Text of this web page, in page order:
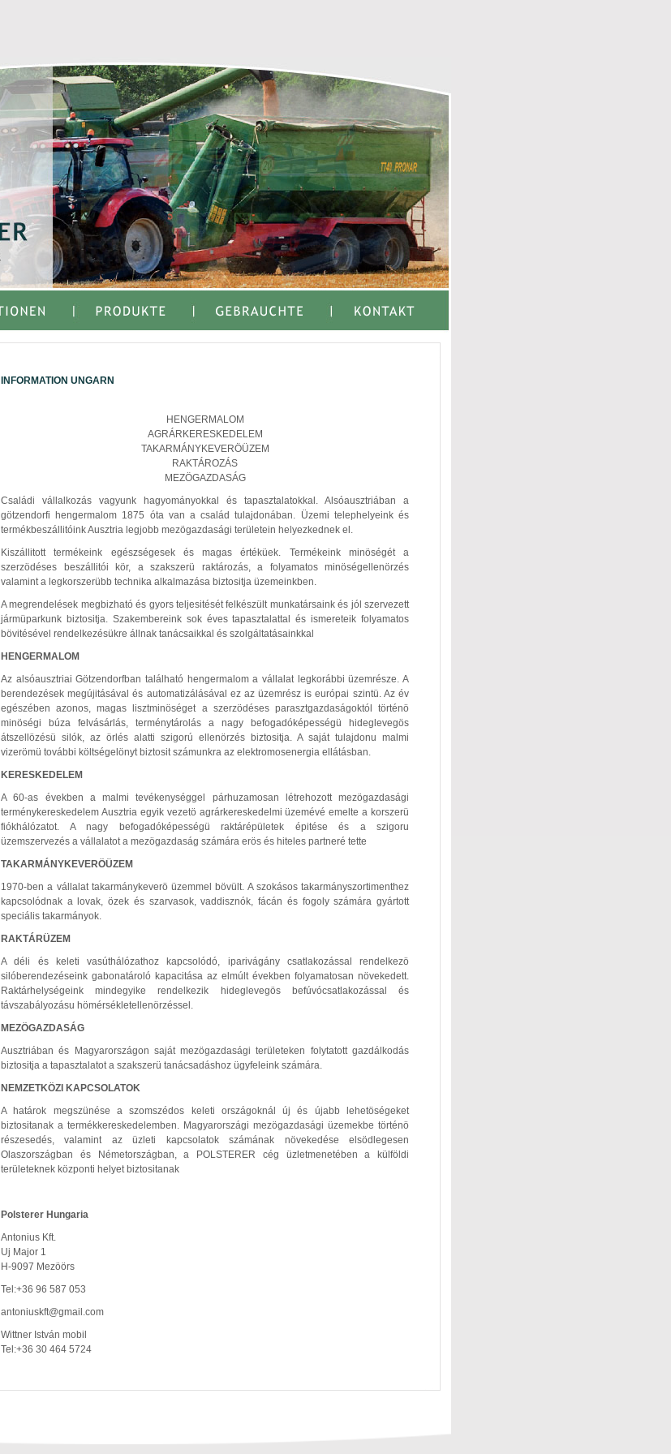
INFORMATION UNGARN
HENGERMALOM
AGRÁRKERESKEDELEM
TAKARMÁNYKEVERÖÜZEM
RAKTÁROZÁS
MEZÖGAZDASÁG
Családi vállalkozás vagyunk hagyományokkal és tapasztalatokkal. Alsóausztriában a
götzendorfi hengermalom 1875 óta van a család tulajdonában. Üzemi telephelyeink és
termékbeszállitóink Ausztria legjobb mezögazdasági területein helyezkednek el.
Kiszállitott termékeink egészségesek és magas értéküek. Termékeink minöségét a
szerzödéses beszállitói kör, a szakszerü raktározás, a folyamatos minöségellenörzés
valamint a legkorszerübb technika alkalmazása biztositja üzemeinkben.
A megrendelések megbizható és gyors teljesitését felkészült munkatársaink és jól szervezett
jármüparkunk biztositja. Szakembereink sok éves tapasztalattal és ismereteik folyamatos
bövitésével rendelkezésükre állnak tanácsaikkal és szolgáltatásainkkal
HENGERMALOM
Az alsóausztriai Götzendorfban található hengermalom a vállalat legkorábbi üzemrésze. A
berendezések megújitásával és automatizálásával ez az üzemrész is európai szintü. Az év
egészében azonos, magas lisztminöséget a szerzödéses parasztgazdaságoktól történö
minöségi búza felvásárlás, terménytárolás a nagy befogadóképességü hideglevegös
átszellözésü silók, az örlés alatti szigorú ellenörzés biztositja. A saját tulajdonu malmi
vizerömü további költségelönyt biztosit számunkra az elektromosenergia ellátásban.
KERESKEDELEM
A 60-as években a malmi tevékenységgel párhuzamosan létrehozott mezögazdasági
terménykereskedelem Ausztria egyik vezetö agrárkereskedelmi üzemévé emelte a korszerü
fiókhálózatot. A nagy befogadóképességü raktárépületek épitése és a szigoru
üzemszervezés a vállalatot a mezögazdaság számára erös és hiteles partneré tette
TAKARMÁNYKEVERÖÜZEM
1970-ben a vállalat takarmánykeverö üzemmel bövült. A szokásos takarmányszortimenthez
kapcsolódnak a lovak, özek és szarvasok, vaddisznók, fácán és fogoly számára gyártott
speciális takarmányok.
RAKTÁRÜZEM
A déli és keleti vasúthálózathoz kapcsolódó, iparivágány csatlakozással rendelkezö
silóberendezéseink gabonatároló kapacitása az elmúlt években folyamatosan növekedett.
Raktárhelységeink mindegyike rendelkezik hideglevegös befúvócsatlakozással és
távszabályozásu hömérsékletellenörzéssel.
MEZÖGAZDASÁG
Ausztriában és Magyarországon saját mezögazdasági területeken folytatott gazdálkodás
biztositja a tapasztalatot a szakszerü tanácsadáshoz ügyfeleink számára.
NEMZETKÖZI KAPCSOLATOK
A határok megszünése a szomszédos keleti országoknál új és újabb lehetöségeket
biztositanak a termékkereskedelemben. Magyarországi mezögazdasági üzemekbe történö
részesedés, valamint az üzleti kapcsolatok számának növekedése elsödlegesen
Olaszországban és Németországban, a POLSTERER cég üzletmenetében a külföldi
területeknek központi helyet biztositanak
Polsterer Hungaria
Antonius Kft.
Uj Major 1
H-9097 Mezöörs
Tel:+36 96 587 053
antoniuskft@gmail.com
Wittner István mobil
Tel:+36 30 464 5724